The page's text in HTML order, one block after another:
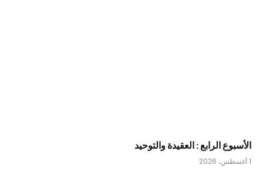
الأسبوع الرابع : العقيدة والتوحيد
1 أغسطس، 2026